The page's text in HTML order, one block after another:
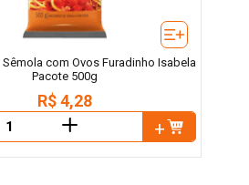
com Ovos Furadinho Isabela
Pacote 500g
R$ 4,28
＋